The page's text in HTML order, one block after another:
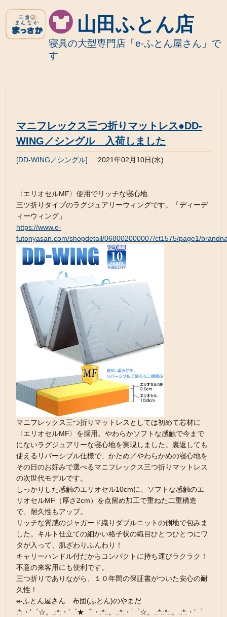
山田ふとん店
寝具の大型専門店「e-ふとん屋さん」で
す
マニフレックス三つ折りマットレス●DD-
WING／シングル 入荷しました
[DD-WING／シングル] 2021年02月10日(水)
〈エリオセルMF〉使用でリッチな寝心地
三ツ折りタイプのラグジュアリーウィングです。「ディーデ
ィーウィング」
https://www.e-
futonyasan.com/shopdetail/068002000007/ct1575/page1/
マニフレックス三つ折りマットレスとしては初めて芯材に
〈エリオセルMF〉を採用。やわらかソフトな感触で今まで
にないラグジュアリーな寝心地を実現しました。裏返しても
使えるリバーシブル仕様で、かため／やわらかめの寝心地を
その日のお好みで選べるマニフレックス三つ折りマットレス
の次世代モデルです。
しっかりした感触のエリオセル10cmに、ソフトな感触のエ
リオセルMF（厚さ2cm）を点留め加工で重ねた二重構造
で、耐久性もアップ。
リッチな質感のジャガード織りダブルニットの側地で包みま
した。キルト仕立ての細かい格子状の織目ひとつひとつにワ
タが入って、肌ざわりふんわり！
キャリーハンドル付だからコンパクトに持ち運びラクラク！
不意の来客用にも便利です。
三つ折りでありながら、１０年間の保証書がついた安心の耐
久性！
e-ふとん屋さん 布団(ふとん)のやまだ
:*:・’゜☆。.:*:・’゜★゜’・:*:.。.:*:・’゜☆。.:*::*:.。.:*:・’゜